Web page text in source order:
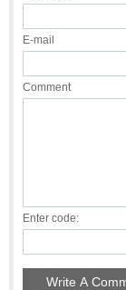
E-mail
Comment
Enter code: